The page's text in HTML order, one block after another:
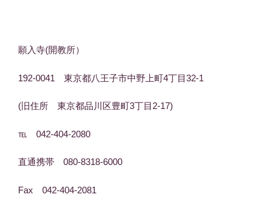
願入寺(開教所）
192-0041 東京都八王子市中野上町4丁目32-1
(旧住所 東京都品川区豊町3丁目2-17)
℡ 042-404-2080
直通携帯 080-8318-6000
Fax 042-404-2081